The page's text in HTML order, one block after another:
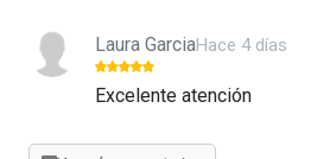
Laura GarciaHace 4 días
Excelente atención